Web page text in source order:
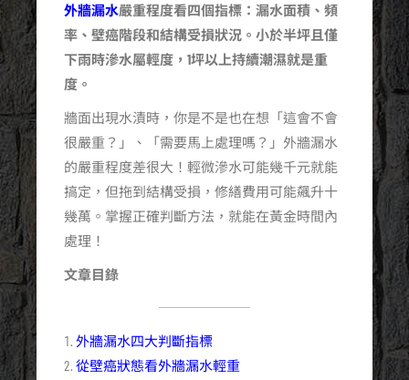
外牆漏水嚴重程度看四個指標：漏水面積、頻
率、壁癌階段和結構受損狀況。小於半坪且僅
下雨時滲水屬輕度，1坪以上持續潮濕就是重
度。
牆面出現水漬時，你是不是也在想「這會不會
很嚴重？」、「需要馬上處理嗎？」外牆漏水
的嚴重程度差很大！輕微滲水可能幾千元就能
搞定，但拖到結構受損，修繕費用可能飆升十
幾萬。掌握正確判斷方法，就能在黃金時間內
處理！
文章目錄
外牆漏水四大判斷指標
從壁癌狀態看外牆漏水輕重